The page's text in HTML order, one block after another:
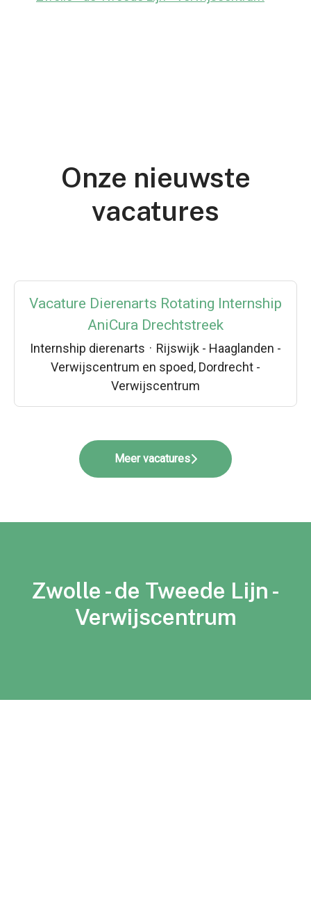
Onze nieuwste
vacatures
Vacature Dierenarts Rotating Internship
AniCura Drechtstreek
Internship dierenarts · Rijswijk - Haaglanden -
Verwijscentrum en spoed, Dordrecht -
Verwijscentrum
Meer vacatures
Zwolle - de Tweede Lijn -
Verwijscentrum